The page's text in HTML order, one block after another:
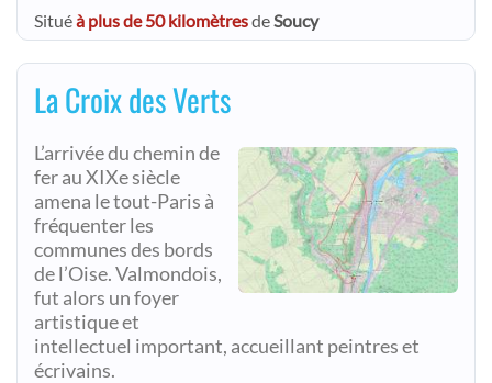
Situéà plus de 50 kilomètresdeSoucy
La Croix des Verts
L’arrivée du chemin de
fer au XIXe siècle
amena le tout-Paris à
fréquenter les
communes des bords
de l’Oise. Valmondois,
fut alors un foyer
artistique et
intellectuel important, accueillant peintres et
écrivains.